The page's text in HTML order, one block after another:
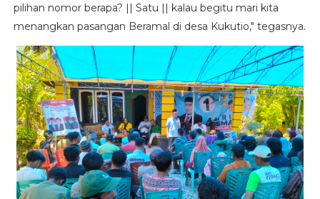
pilihan nomor berapa? || Satu || kalau begitu mari kita
menangkan pasangan Beramal di desa Kukutio," tegasnya.